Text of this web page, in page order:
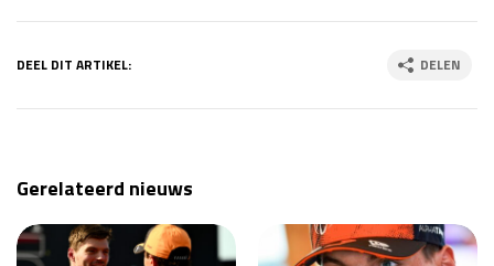
DEEL DIT ARTIKEL: DELEN
Gerelateerd nieuws